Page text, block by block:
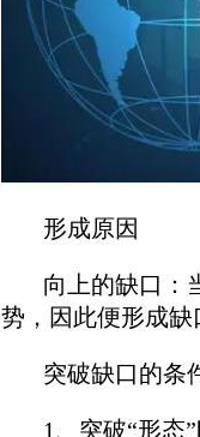
形成原因
向上的缺口：当
势，因此便形成缺
突破缺口的条
1、突破“形态”